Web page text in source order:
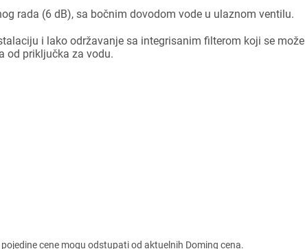
rada (6 dB), sa bočnim dovodom vode u ulaznom ventilu.
i lako održavanje sa integrisanim filterom koji se može
od priključka za vodu.